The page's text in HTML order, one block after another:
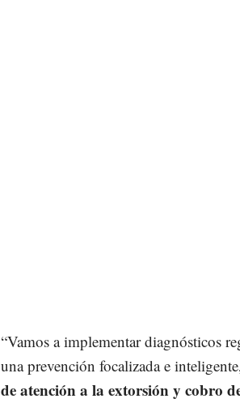
“Vamos a implementar diagnósticos
una prevención focalizada e
de atención a la extorsión y cobro